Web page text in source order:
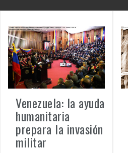
Venezuela: la ayuda
humanitaria
prepara la invasión
militar